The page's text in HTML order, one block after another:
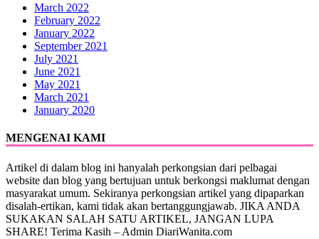
March 2022
February 2022
January 2022
September 2021
July 2021
June 2021
May 2021
March 2021
January 2020
MENGENAI KAMI
Artikel di dalam blog ini hanyalah perkongsian dari pelbagai
website dan blog yang bertujuan untuk berkongsi maklumat dengan
masyarakat umum. Sekiranya perkongsian artikel yang dipaparkan
disalah-ertikan, kami tidak akan bertanggungjawab. JIKA ANDA
SUKAKAN SALAH SATU ARTIKEL, JANGAN LUPA
SHARE! Terima Kasih – Admin DiariWanita.com